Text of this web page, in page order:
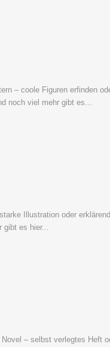
– coole Figuren erfinden
noch viel mehr gibt es...
Illustration oder
gibt es hier...
– selbst verlegtes Heft